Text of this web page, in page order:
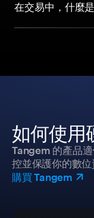
在交易中，什麼
如何使用
Tangem 的產品
控並保護你的數位
購買 Tangem